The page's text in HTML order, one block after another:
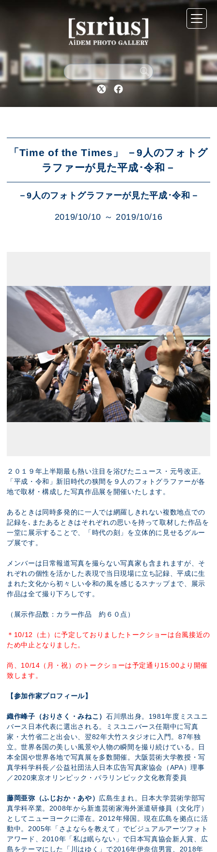
Twitter Facebook
「Time of the Times」 －9人のフォトグ
ラファーが見た平成･令和－
－9人のフォトグラファーが見た平成･令和－
2019/10/10 ～ 2019/10/16
２０１９年上半期最も熱い注目を浴びたニュース・元号改正。
「平成・令和」新旧時代の狭間を９人のフォトグラファーが各
地で取材・構成した写真作品展を開催いたします。
あるときは同時多発的に一人では網羅しきれない複数地点での
記録を､またあるときはそれぞれの思いを持って取材した作品を
一堂に展示することで、「時代の刻」を立体的に見せるグルー
プ展です。
メンバーは日常報道写真を撮らない写真家も含まれますが、そ
れぞれの個性を活かした表現で当日現場に立ち記録、平成に生
まれた文化から初々しい令和の風を感じるスナップまで、展示
作品は全て撮り下ろしです。
（展示作品数：カラー作品 約６０点）
＊10/12（土）に予定しておりましたトークショーは台風接近の
ため中止となりました。
尚、10/14（月・祝）のトークショーは予定通り15:00より開催
致します。
【参加作家プロフィール】
織作峰子（おりさく・みねこ） 石川県出身。1981年度ミスユニ
バース日本代表に選出される。ミスユニバース任期中に写真
家・大竹省二と出会い、翌82年大竹スタジオに入門。87年独
立。世界各国の美しい風景や人物の瞬間を撮り続けている。日
本全国や世界各地で写真展を多数開催。大阪芸術大学教授・写
真学科学科長／公益社団法人日本広告写真家協会（APA）理事
／2020東京オリンピック・パラリンピック文化教育委員
藤岡亜弥（ふじおか・あや） 広島生まれ。日本大学芸術学部写
真学科卒業。2008年から新進芸術家海外派遣研修員（文化庁）
としてニューヨークに滞在。2012年帰国。現在広島を拠点に活
動中。2005年「さよならを教えて」でビジュアルアーツフォト
アワード、2010年「私は眠らない」で日本写真協会新人賞、広
島をテーマにした「川はゆく」で2016年伊奈信男賞、2018年
シリウスについて
展示スケジュール
アクセス
ブログ
展示のお申し込み